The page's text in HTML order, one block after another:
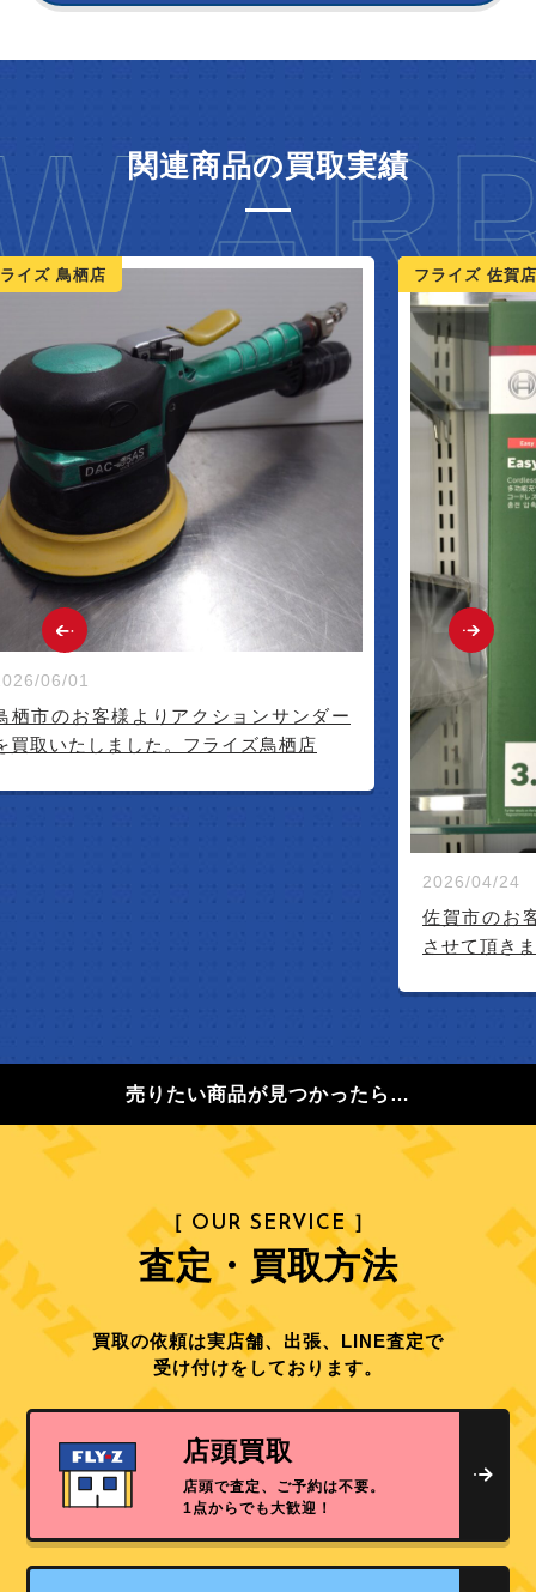
関連商品の買取実績
イズ 鳥栖店
06/01
栖市のお客様よりアクションサンダー
買取いたしました。フライズ鳥栖店
フライズ 佐賀店
2026/04/24
佐賀市のお
させて頂き
売りたい商品が見つかったら…
［ OUR SERVICE ］
査定・買取方法
買取の依頼は実店舗、出張、LINE査定で
受け付けをしております。
店頭買取
店頭で査定、ご予約は不要。
1点からでも大歓迎！